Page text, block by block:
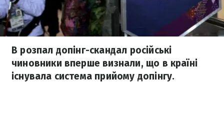
В розпал допінг-скандал російські
чиновники вперше визнали, що в країні
існувала система прийому допінгу.